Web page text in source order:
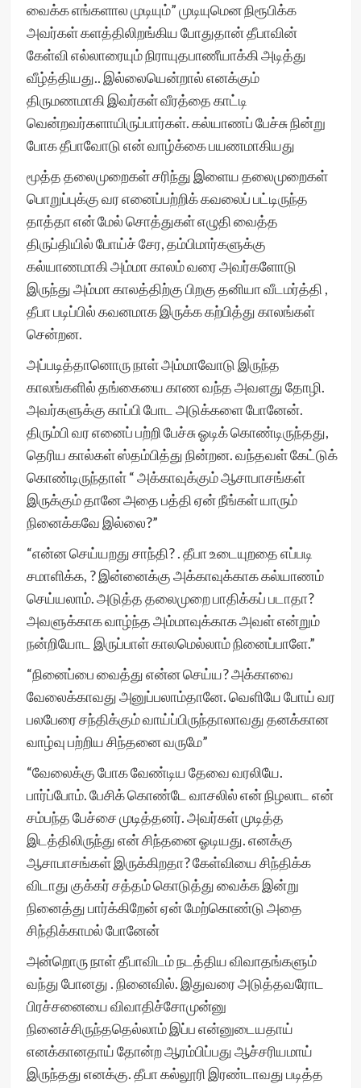
வைக்க எங்களால முடியும்” முடியுமென நிரூபிக்க
அவர்கள் களத்திலிறங்கிய போதுதான் தீபாவின்
கேள்வி எல்லாரையும் நிராயுதபாணீயாக்கி அடித்து
வீழ்த்தியது.. இல்லையென்றால் எனக்கும்
திருமணமாகி இவர்கள் வீரத்தை காட்டி
வென்றவர்களாயிருப்பார்கள். கல்யாணப் பேச்சு நின்று
போக தீபாவோடு என் வாழ்க்கை பயணமாகியது
மூத்த தலைமுறைகள் சரிந்து இளைய தலைமுறைகள்
பொறுப்புக்கு வர எனைப்பற்றிக் கவலைப் பட்டிருந்த
தாத்தா என் மேல் சொத்துகள் எழுதி வைத்த
திருப்தியில் போய்ச் சேர, தம்பிமார்களுக்கு
கல்யாணமாகி அம்மா காலம் வரை அவர்களோடு
இருந்து அம்மா காலத்திற்கு பிறகு தனியா வீடமர்த்தி ,
தீபா படிப்பில் கவனமாக இருக்க கற்பித்து காலங்கள்
சென்றன.
அப்படித்தானொரு நாள் அம்மாவோடு இருந்த
காலங்களில் தங்கையை காண வந்த அவளது தோழி.
அவர்களுக்கு காப்பி போட அடுக்களை போனேன்.
திரும்பி வர எனைப் பற்றி பேச்சு ஓடிக் கொண்டிருந்தது,
தெரிய கால்கள் ஸ்தம்பித்து நின்றன. வந்தவள் கேட்டுக்
கொண்டிருந்தாள் “ அக்காவுக்கும் ஆசாபாசங்கள்
இருக்கும் தானே அதை பத்தி ஏன் நீங்கள் யாரும்
நினைக்கவே இல்லை?”
“என்ன செய்யறது சாந்தி? . தீபா உடையுறதை எப்படி
சமாளிக்க, ? இன்னைக்கு அக்காவுக்காக கல்யாணம்
செய்யலாம். அடுத்த தலைமுறை பாதிக்கப் படாதா?
அவளுக்காக வாழ்ந்த அம்மாவுக்காக அவள் என்றும்
நன்றியோட இருப்பாள் காலமெல்லாம் நினைப்பாளே.”
“நினைப்பை வைத்து என்ன செய்ய? அக்காவை
வேலைக்காவது அனுப்பலாம்தானே. வெளியே போய் வர
பலபேரை சந்திக்கும் வாய்ப்பிருந்தாலாவது தனக்கான
வாழ்வு பற்றிய சிந்தனை வருமே”
“வேலைக்கு போக வேண்டிய தேவை வரலியே.
பார்ப்போம். பேசிக் கொண்டே வாசலில் என் நிழலாட என்
சம்பந்த பேச்சை முடித்தனர். அவர்கள் முடித்த
இடத்திலிருந்து என் சிந்தனை ஓடியது. எனக்கு
ஆசாபாசங்கள் இருக்கிறதா? கேள்வியை சிந்திக்க
விடாது குக்கர் சத்தம் கொடுத்து வைக்க இன்று
நினைத்து பார்க்கிறேன் ஏன் மேற்கொண்டு அதை
சிந்திக்காமல் போனேன்
அன்றொரு நாள் தீபாவிடம் நடத்திய விவாதங்களும்
வந்து போனது . நினைவில். இதுவரை அடுத்தவரோட
பிரச்சனையை விவாதிச்சோமுன்னு
நினைச்சிருந்ததெல்லாம் இப்ப என்னுடையதாய்
எனக்கானதாய் தோன்ற ஆரம்பிப்பது ஆச்சரியமாய்
இருந்தது எனக்கு. தீபா கல்லூரி இரண்டாவது படித்த